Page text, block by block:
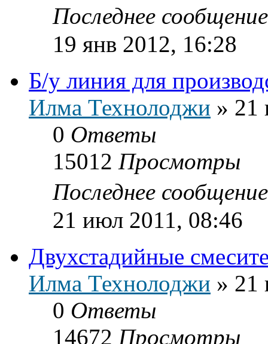
Последнее
19 янв 2012, 16:28
Б/у линия для
Илма Технолоджи » 21
0 Ответы
15012 Просмотры
Последнее
21 июл 2011, 08:46
Двухстадийные
Илма Технолоджи » 21
0 Ответы
14672 Просмотры